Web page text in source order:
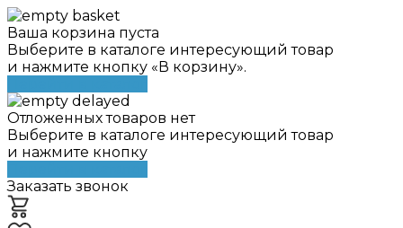
Ваша корзина пуста
Выберите в каталоге интересующий товар
и нажмите кнопку «В корзину».
Отложенных товаров нет
Выберите в каталоге интересующий товар
и нажмите кнопку
Заказать звонок